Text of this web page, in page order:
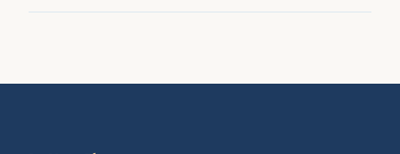
publications